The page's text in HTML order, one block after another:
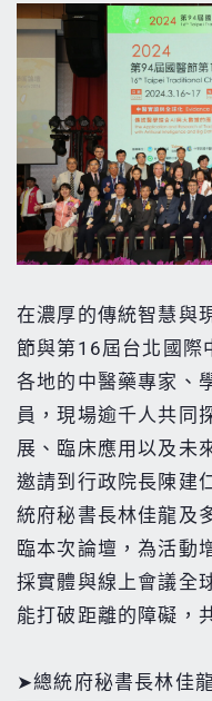
在濃厚的傳統智慧與
節與第16屆台北國際
各地的中醫藥專家、
員，現場逾千人共同
展、臨床應用以及未
邀請到行政院長陳建
統府秘書長林佳龍及
臨本次論壇，為活動
採實體與線上會議全
能打破距離的障礙，
➤總統府秘書長林佳